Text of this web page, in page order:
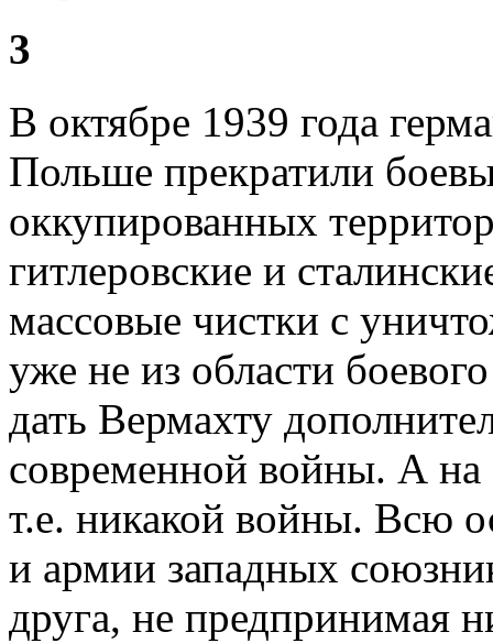
3
В октябре 1939 года
Польше прекратили
оккупированных
гитлеровские и
массовые чистки с
уже не из области
дать Вермахту
современной войны. А
т.е. никакой войны. Всю
и армии западных
друга, не предпринимая